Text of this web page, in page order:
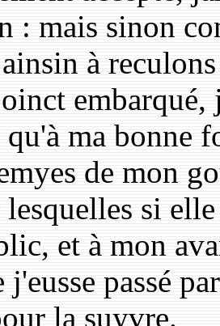
: mais sinon
à
ma bonne
de mon
si
et à mon
j'eusse passé
la suyvre.